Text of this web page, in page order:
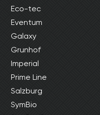
Eco-tec
Eventum
Galaxy
Grunhof
Imperial
Prime Line
Salzburg
SymBio